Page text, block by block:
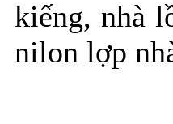
kiếng, nhà
nilon lợp